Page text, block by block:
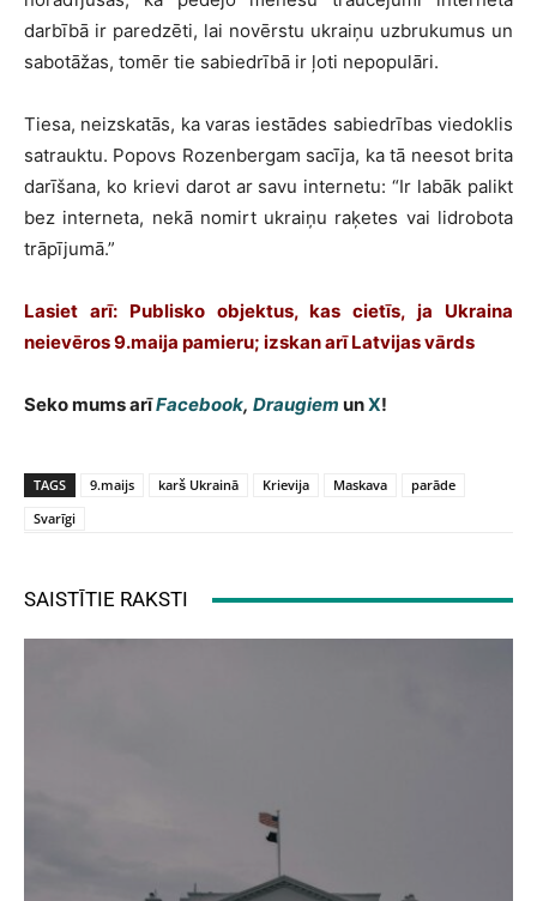
darbībā ir paredzēti, lai novērstu ukraiņu uzbrukumus un
sabotāžas, tomēr tie sabiedrībā ir ļoti nepopulāri.
Tiesa, neizskatās, ka varas iestādes sabiedrības viedoklis
satrauktu. Popovs Rozenbergam sacīja, ka tā neesot brita
darīšana, ko krievi darot ar savu internetu: “Ir labāk palikt
bez interneta, nekā nomirt ukraiņu raķetes vai lidrobota
trāpījumā.”
Lasiet arī: Publisko objektus, kas cietīs, ja Ukraina
neievēros 9.maija pamieru; izskan arī Latvijas vārds
Seko mums arīFacebook, Draugiem unX!
TAGS 9.maijs karš Ukrainā Krievija Maskava
parāde
Svarīgi
SAISTĪTIE RAKSTI